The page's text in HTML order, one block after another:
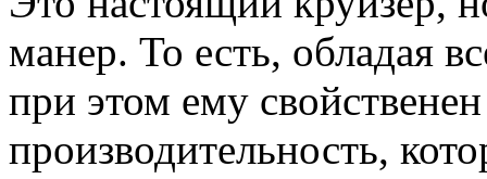
манер. То есть, обладая
при этом ему
производительность,